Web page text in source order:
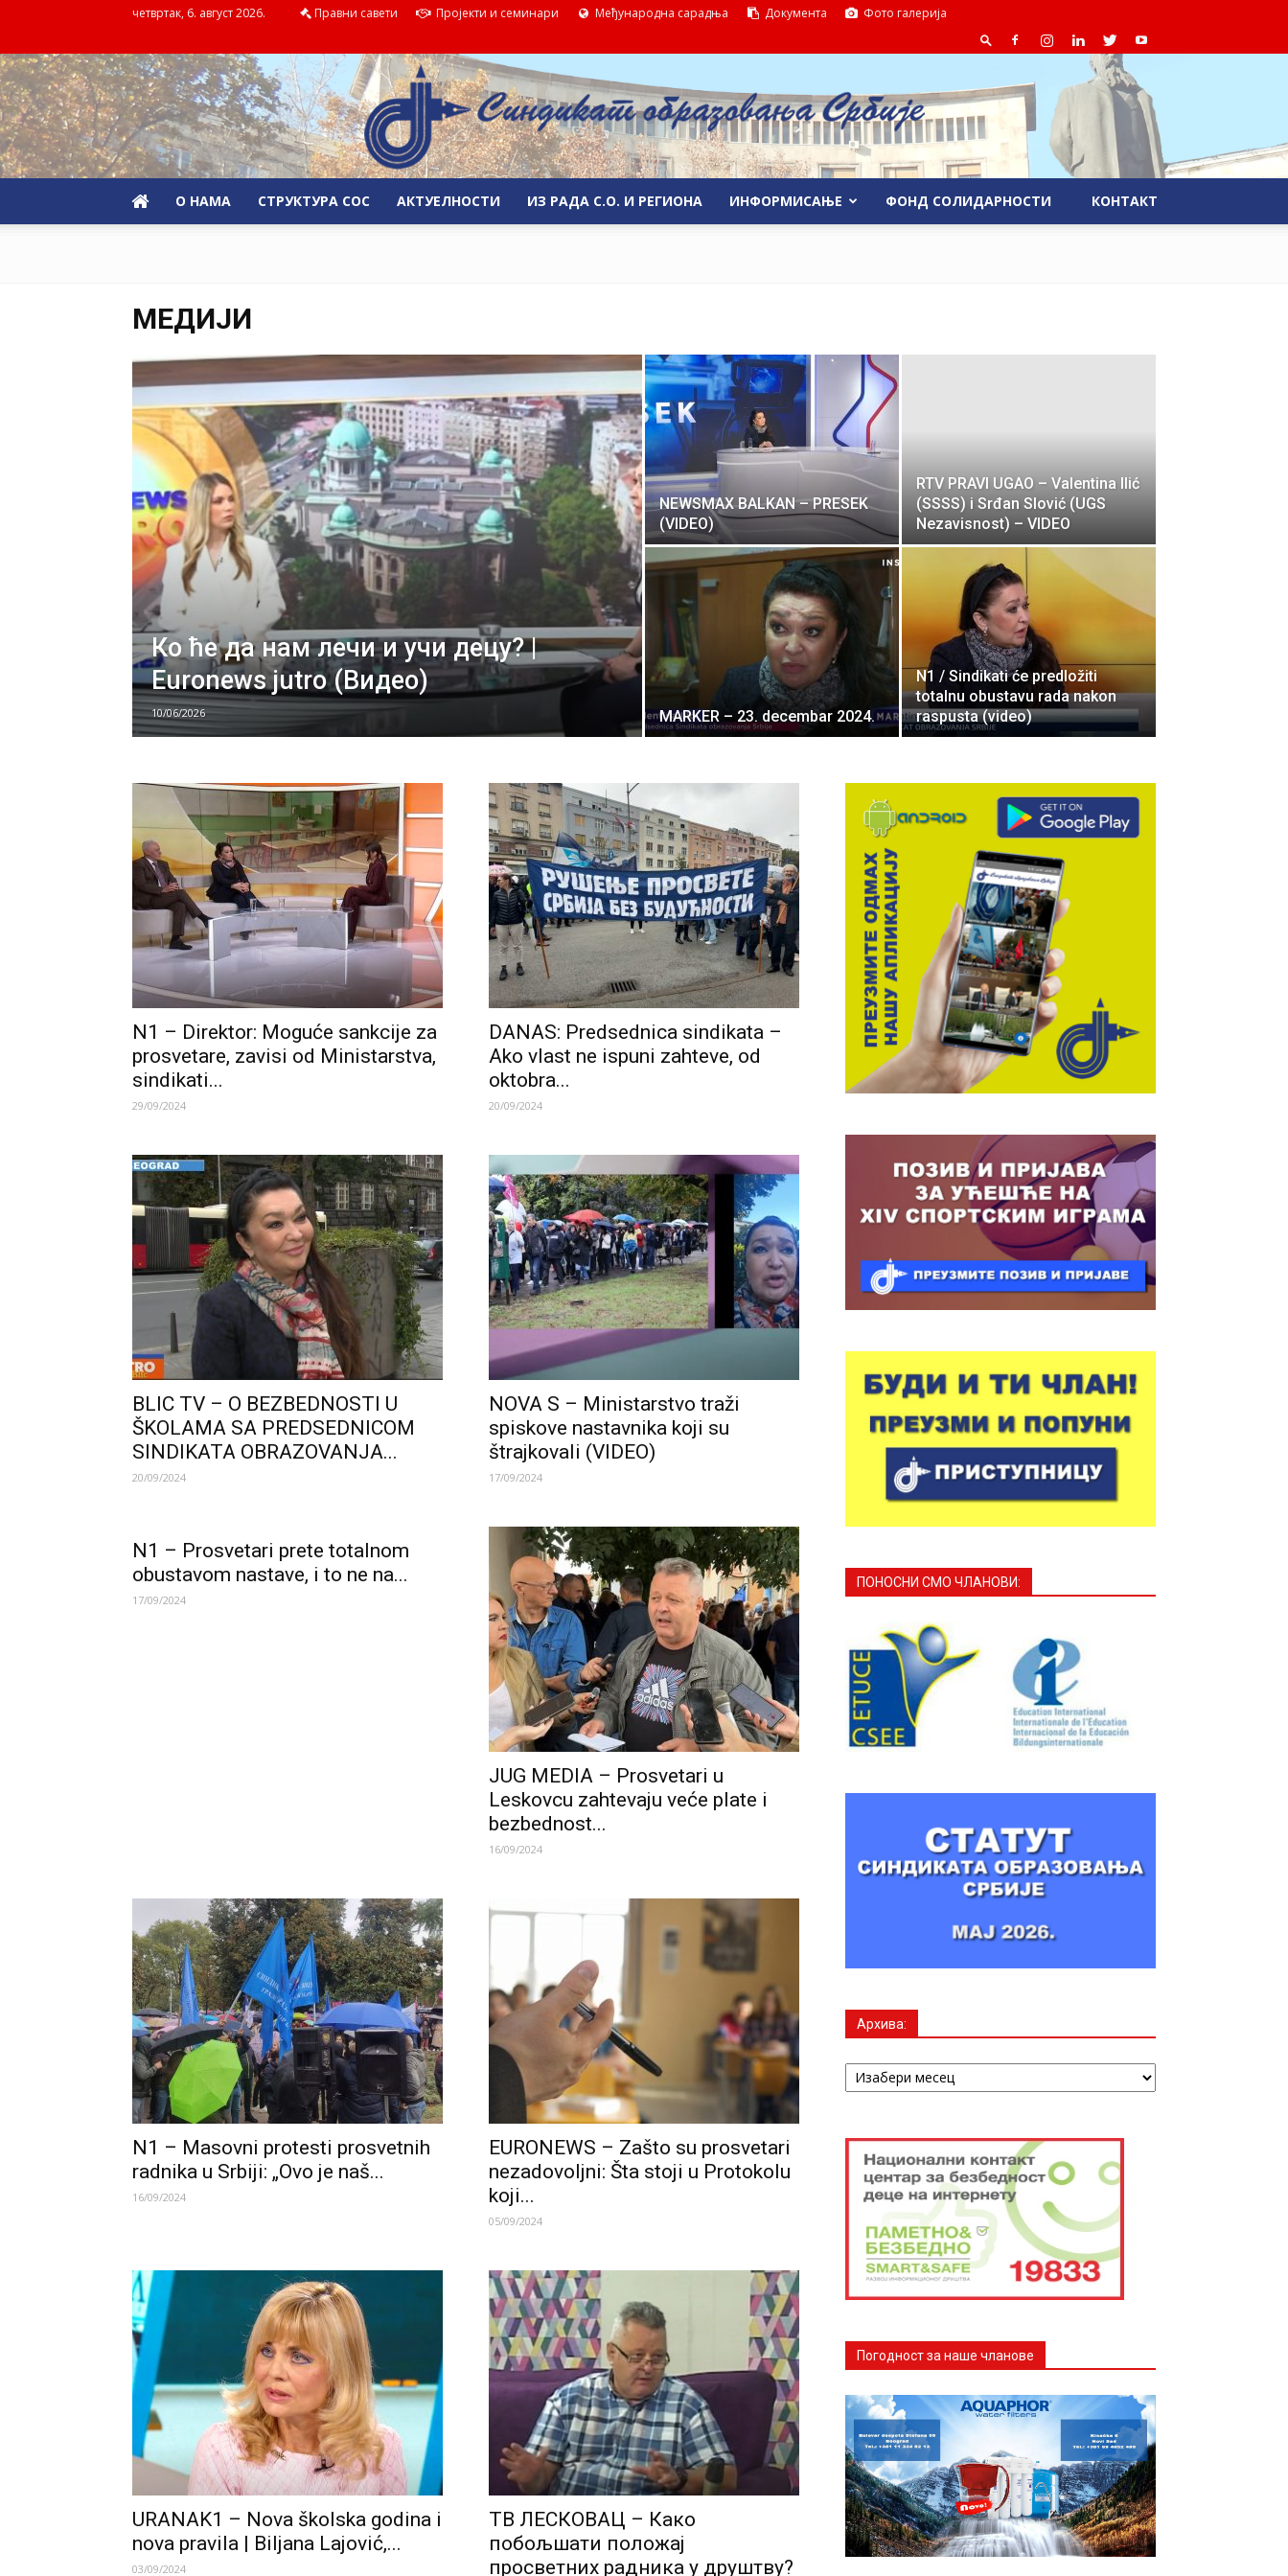
четвртак, 6. август 2026. Правни савети Пројекти и семинари Међународна сарадња Документа Фото галерија
образовања
Србије
О НАМА СТРУКТУРА СОС АКТУЕЛНОСТИ ИЗ РАДА С.О. И РЕГИОНА ИНФОРМИСАЊЕ ФОНД СОЛИДАРНОСТИ КОНТАКТ
МЕДИЈИ
Ко ће да нам лечи и учи децу? |
Euronews jutro (Видео)
10/06/2026
NEWSMAX BALKAN – PRESEK
(VIDEO)
RTV PRAVI UGAO – Valentina Ilić
(SSSS) i Srđan Slović (UGS
Nezavisnost) – VIDEO
MARKER – 23. decembar 2024.
N1 / Sindikati će predložiti
totalnu obustavu rada nakon
raspusta (video)
N1 – Direktor: Moguće sankcije za
prosvetare, zavisi od Ministarstva,
sindikati...
29/09/2024
DANAS: Predsednica sindikata –
Ako vlast ne ispuni zahteve, od
oktobra...
20/09/2024
BLIC TV – O BEZBEDNOSTI U
ŠKOLAMA SA PREDSEDNICOM
SINDIKATA OBRAZOVANJA...
20/09/2024
NOVA S – Ministarstvo traži
spiskove nastavnika koji su
štrajkovali (VIDEO)
17/09/2024
N1 – Prosvetari prete totalnom
obustavom nastave, i to ne na...
17/09/2024
JUG MEDIA – Prosvetari u
Leskovcu zahtevaju veće plate i
bezbednost...
16/09/2024
N1 – Masovni protesti prosvetnih
radnika u Srbiji: „Ovo je naš...
16/09/2024
EURONEWS – Zašto su prosvetari
nezadovoljni: Šta stoji u Protokolu
koji...
05/09/2024
URANAK1 – Nova školska godina i
nova pravila | Biljana Lajović,...
03/09/2024
ТВ ЛЕСКОВАЦ – Како
побољшати положај
просветних радника у друштву?
ПОНОСНИ СМО ЧЛАНОВИ:
Архива:
Архива:
Погодност за наше чланове